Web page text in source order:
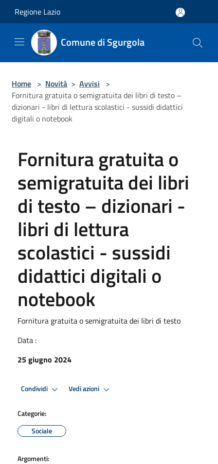
Regione Lazio
Comune di Sgurgola
Home > Novità > Avvisi >
Fornitura gratuita o semigratuita dei libri di testo –
dizionari - libri di lettura scolastici - sussidi didattici
digitali o notebook
Fornitura gratuita o
semigratuita dei libri
di testo – dizionari -
libri di lettura
scolastici - sussidi
didattici digitali o
notebook
Fornitura gratuita o semigratuita dei libri di testo
Data :
25 giugno 2024
Condividi Vedi azioni
Categorie:
Sociale
Argomenti: